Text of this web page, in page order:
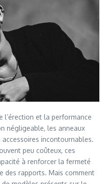
l’érection et la performance
négligeable, les anneaux
accessoires incontournables.
peu coûteux, ces
à renforcer la fermeté
des rapports. Mais comment